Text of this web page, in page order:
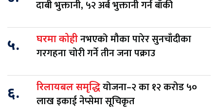
दाबी भुक्तानी, ५२ अर्ब भुक्तानी गर्न बाँकी
५. घरमा कोहीनभएको मौका पारेर सुनचाँदीका
गरगहना चोरी गर्ने तीन जना पक्राउ
६. रिलायबल समृद्धियोजना–२ का १२ करोड ५०
लाख इकाई नेप्सेमा सूचिकृत